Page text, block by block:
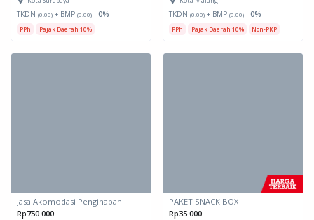
TKDN (0.00) + BMP (0.00) : 0%
PPh Pajak Daerah 10%
TKDN (0.00) + BMP (0.00) : 0%
PPh Pajak Daerah 10% Non-PKP
Jasa Akomodasi Penginapan
Rp750.000
PAKET SNACK BOX
Rp35.000